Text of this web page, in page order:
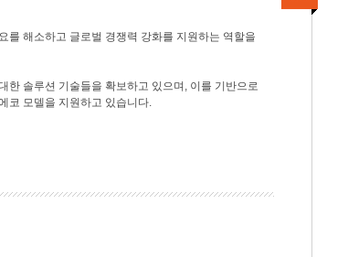
를 해소하고 글로벌 경쟁력 강화를 지원하는 역할을
한 솔루션 기술들을 확보하고 있으며, 이를 기반으로
코 모델을 지원하고 있습니다.